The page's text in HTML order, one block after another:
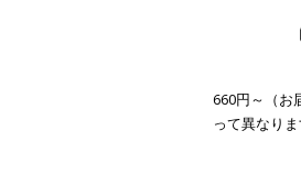
660円～（お
って異なりま